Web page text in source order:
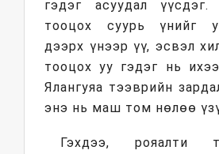
гэдэг асуудал
тооцох суурь үнийг
дээрх үнээр үү, эсвэл
тооцох уу гэдэг нь
Ялангуяа тээврийн
энэ нь маш том нөлөө
Гэхдээ, рояалти